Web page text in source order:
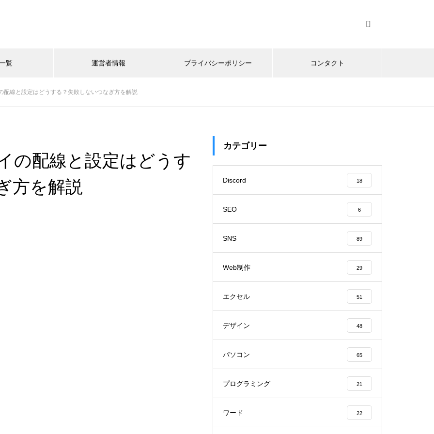
覧 運営者情報 プライバシーポリシー コンタクト
配線と設定はどうする？失敗しないつなぎ方を解説
の配線と設定はどうす
方を解説
カテゴリー
Discord 18
SEO 6
SNS 89
Web制作 29
エクセル 51
デザイン 48
パソコン 65
プログラミング 21
ワード 22